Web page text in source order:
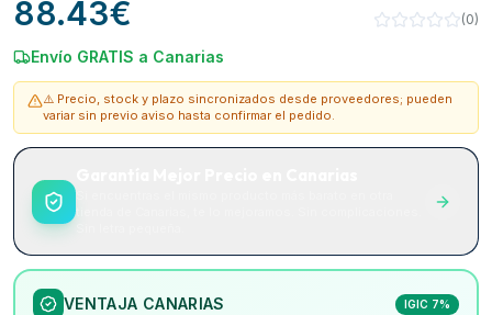
88.43€ (0)
Envío GRATIS a Canarias
⚠️ Precio, stock y plazo sincronizados desde proveedores; pueden
variar sin previo aviso hasta confirmar el pedido.
VENTAJA CANARIAS IGIC 7%